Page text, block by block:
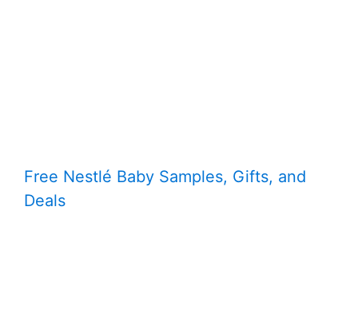
Free Nestlé Baby Samples, Gifts, and
Deals